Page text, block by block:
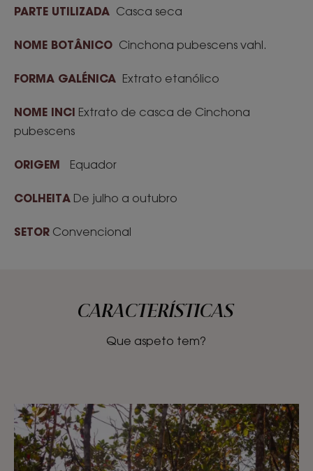
PARTE UTILIZADA Casca seca
NOME BOTÂNICO Cinchona pubescens vahl.
FORMA GALÉNICA Extrato etanólico
NOME INCI Extrato de casca de Cinchona
pubescens
ORIGEM Equador
COLHEITA De julho a outubro
SETOR Convencional
CARACTERÍSTICAS
Que aspeto tem?